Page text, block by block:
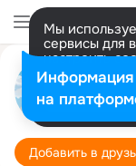
Мы
сервисы для
настроить
Разрешить
Добавить в
Информация
на